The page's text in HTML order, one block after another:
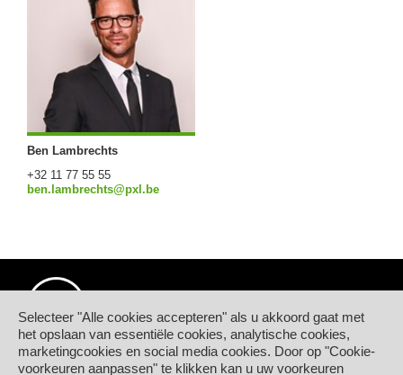
Selecteer "Alle cookies accepteren" als u akkoord gaat met
het opslaan van essentiële cookies, analytische cookies,
marketingcookies en social media cookies. Door op "Cookie-
voorkeuren aanpassen" te klikken kan u uw voorkeuren
Ben Lambrechts
+32 11 77 55 55
ben.lambrechts@pxl.be
© Hogeschool PXL
Elfde-Liniestraat 24